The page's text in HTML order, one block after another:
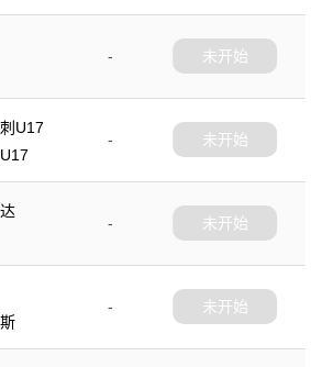
-
未开始
U17
-
未开始
-
未开始
-
未开始